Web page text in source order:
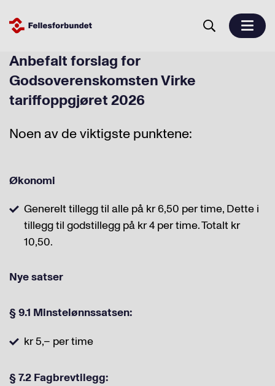
Anbefalt forslag for
Godsoverenskomsten Virke
tariffoppgjøret 2026
Noen av de viktigste punktene:
Økonomi
Generelt tillegg til alle på kr 6,50 per time, Dette i
tillegg til godstillegg på kr 4 per time. Totalt kr
10,50.
Nye satser
§ 9.1 Minstelønnssatsen:
kr 5,– per time
§ 7.2 Fagbrevtilegg: